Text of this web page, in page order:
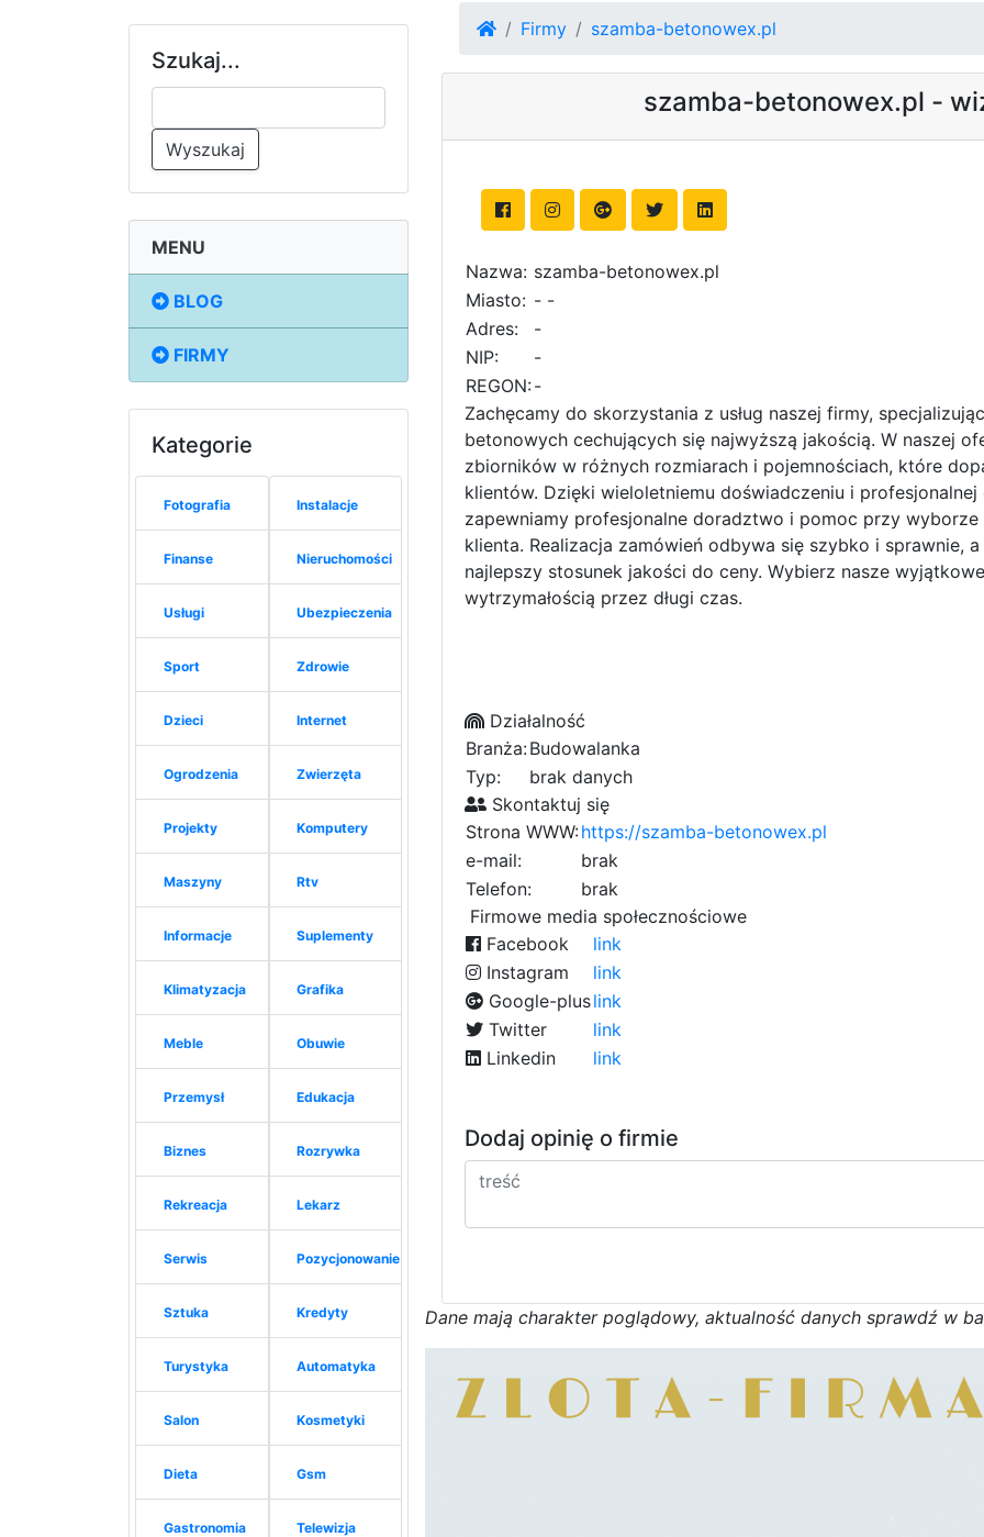
Szukaj...
Wyszukaj
MENU
BLOG
FIRMY
Kategorie
Fotografia
Finanse
Usługi
Sport
Dzieci
Ogrodzenia
Projekty
Maszyny
Informacje
Klimatyzacja
Meble
Przemysł
Biznes
Rekreacja
Serwis
Sztuka
Turystyka
Salon
Dieta
Gastronomia
Instalacje
Nieruchomości
Ubezpieczenia
Zdrowie
Internet
Zwierzęta
Komputery
Rtv
Suplementy
Grafika
Obuwie
Edukacja
Rozrywka
Lekarz
Pozycjonowanie
Kredyty
Automatyka
Kosmetyki
Gsm
Telewizja
Firmy szamba-betonowex.pl
szamba-betonowex.pl -
Nazwa: szamba-betonowex.pl
Miasto: - -
Adres:
-
NIP:
-
REGON:-
Zachęcamy do skorzystania z usług naszej firmy,
betonowych cechujących się najwyższą jakością. W naszej
zbiorników w różnych rozmiarach i pojemnościach, które
klientów. Dzięki wieloletniemu doświadczeniu i
zapewniamy profesjonalne doradztwo i pomoc przy
klienta. Realizacja zamówień odbywa się szybko i sprawnie,
najlepszy stosunek jakości do ceny. Wybierz nasze
wytrzymałością przez długi czas.
Działalność
Branża:Budowalanka
Typ:
brak danych
Skontaktuj się
Strona WWW:https://szamba-betonowex.pl
e-mail:
brak
Telefon:
brak
Firmowe media społecznościowe
Facebook
link
Instagram
link
Google-pluslink
Twitter
link
Linkedin
link
Dodaj opinię o firmie
Dane mają charakter poglądowy, aktualność danych sprawdź w